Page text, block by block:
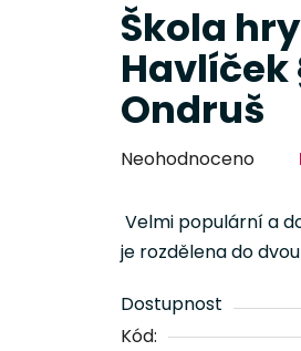
Škola
Havlíček
Ondruš
Průměrné
produktu
je
0,0
z
5
Neohodnoceno
Velmi populární a
je rozdělena do
Dostupnost
Kód: